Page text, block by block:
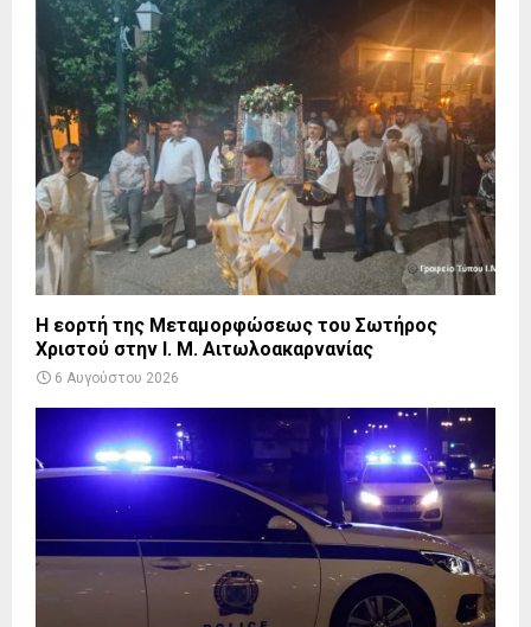
Η εορτή της Μεταμορφώσεως του Σωτήρος
Χριστού στην Ι. Μ. Αιτωλοακαρνανίας
6 Αυγούστου 2026